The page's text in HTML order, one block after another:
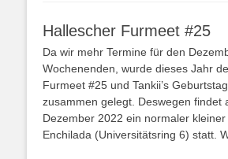
Hallescher Furmeet #25
Da wir mehr Termine für den
Wochenenden, wurde dieses Jahr
Furmeet #25 und Tankii’s
zusammen gelegt. Deswegen findet
Dezember 2022 ein normaler
Enchilada (Universitätsring 6) statt.